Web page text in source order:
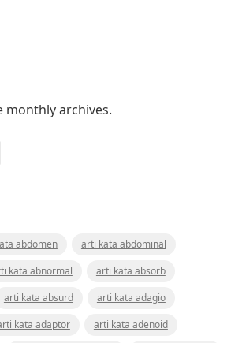
monthly archives.
abdomen
arti kata abdominal
kata abnormal
arti kata absorb
arti kata absurd
arti kata adagio
kata adaptor
arti kata adenoid